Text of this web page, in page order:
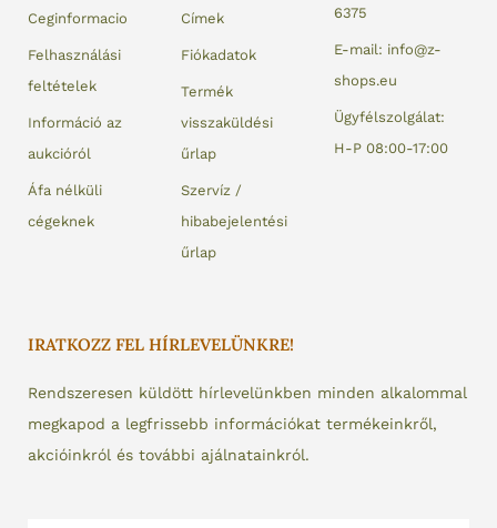
Ceginformacio
Felhasználási
feltételek
Információ az
aukcióról
Áfa nélküli
cégeknek
Címek
Fiókadatok
Termék
visszaküldési
űrlap
Szervíz /
hibabejelentési
űrlap
6375
E-mail: info@z-
shops.eu
Ügyfélszolgálat:
H-P 08:00-17:00
IRATKOZZ FEL HÍRLEVELÜNKRE!
Rendszeresen küldött hírlevelünkben minden alkalommal
megkapod a legfrissebb információkat termékeinkről,
akcióinkról és további ajálnatainkról.